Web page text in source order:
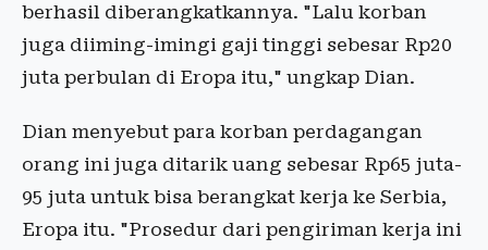
berhasil diberangkatkannya. "Lalu korban
juga diiming-imingi gaji tinggi sebesar Rp20
juta perbulan di Eropa itu," ungkap Dian.
Dian menyebut para korban perdagangan
orang ini juga ditarik uang sebesar Rp65 juta-
95 juta untuk bisa berangkat kerja ke Serbia,
Eropa itu. "Prosedur dari pengiriman kerja ini